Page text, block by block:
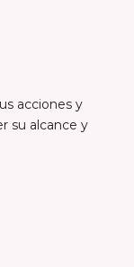
acciones y
su alcance y